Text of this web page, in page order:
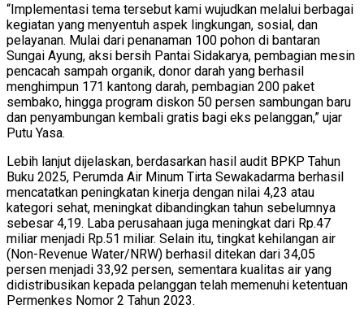
“Implementasi tema tersebut kami wujudkan melalui berbagai
kegiatan yang menyentuh aspek lingkungan, sosial, dan
pelayanan. Mulai dari penanaman 100 pohon di bantaran
Sungai Ayung, aksi bersih Pantai Sidakarya, pembagian mesin
pencacah sampah organik, donor darah yang berhasil
menghimpun 171 kantong darah, pembagian 200 paket
sembako, hingga program diskon 50 persen sambungan baru
dan penyambungan kembali gratis bagi eks pelanggan,” ujar
Putu Yasa.
Lebih lanjut dijelaskan, berdasarkan hasil audit BPKP Tahun
Buku 2025, Perumda Air Minum Tirta Sewakadarma berhasil
mencatatkan peningkatan kinerja dengan nilai 4,23 atau
kategori sehat, meningkat dibandingkan tahun sebelumnya
sebesar 4,19. Laba perusahaan juga meningkat dari Rp.47
miliar menjadi Rp.51 miliar. Selain itu, tingkat kehilangan air
(Non-Revenue Water/NRW) berhasil ditekan dari 34,05
persen menjadi 33,92 persen, sementara kualitas air yang
didistribusikan kepada pelanggan telah memenuhi ketentuan
Permenkes Nomor 2 Tahun 2023.